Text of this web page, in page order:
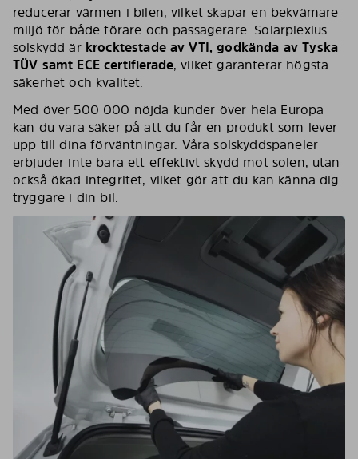
reducerar värmen i bilen, vilket skapar en bekvämare
miljö för både förare och passagerare. Solarplexius
solskydd är krocktestade av VTI, godkända av Tyska
TÜV samt ECE certifierade, vilket garanterar högsta
säkerhet och kvalitet.
Med över 500 000 nöjda kunder över hela Europa
kan du vara säker på att du får en produkt som lever
upp till dina förväntningar. Våra solskyddspaneler
erbjuder inte bara ett effektivt skydd mot solen, utan
också ökad integritet, vilket gör att du kan känna dig
tryggare i din bil.